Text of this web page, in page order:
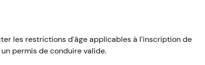
les restrictions d’âge applicables à l’inscription de
un permis de conduire valide.